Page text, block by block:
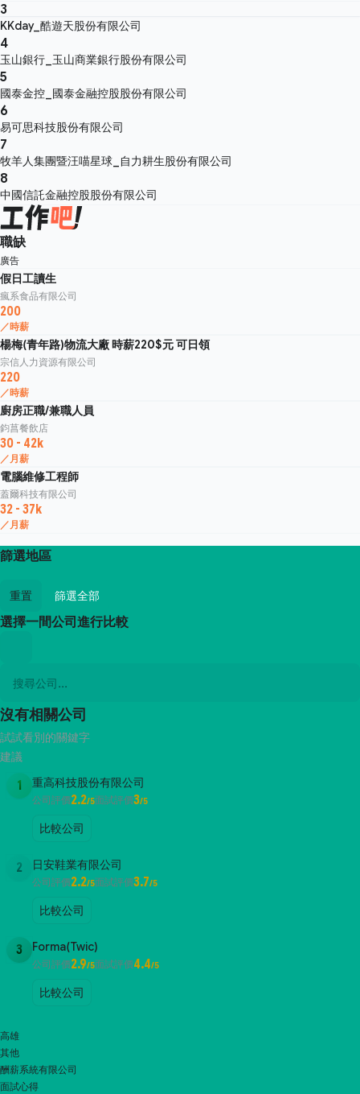
3
KKday_酷遊天股份有限公司
4
玉山銀行_玉山商業銀行股份有限公司
5
國泰金控_國泰金融控股股份有限公司
6
易可思科技股份有限公司
7
牧羊人集團暨汪喵星球_自力耕生股份有限公司
8
中國信託金融控股股份有限公司
職缺
廣告
假日工讀生
瘋系食品有限公司
200
／時薪
楊梅(青年路)物流大廠 時薪220$元 可日領
宗信人力資源有限公司
220
／時薪
廚房正職/兼職人員
鈞菖餐飲店
30 - 42k
／月薪
電腦維修工程師
蓋爾科技有限公司
32 - 37k
／月薪
篩選地區
重置 篩選全部
選擇一間公司進行比較
沒有相關公司
試試看別的關鍵字
建議
1 重高科技股份有限公司
公司評價2.2/5面試評價3/5
比較公司
2 日安鞋業有限公司
公司評價2.2/5面試評價3.7/5
比較公司
3 Forma(Twic)
公司評價2.9/5面試評價4.4/5
比較公司
高雄
其他
酬薪系統有限公司
面試心得